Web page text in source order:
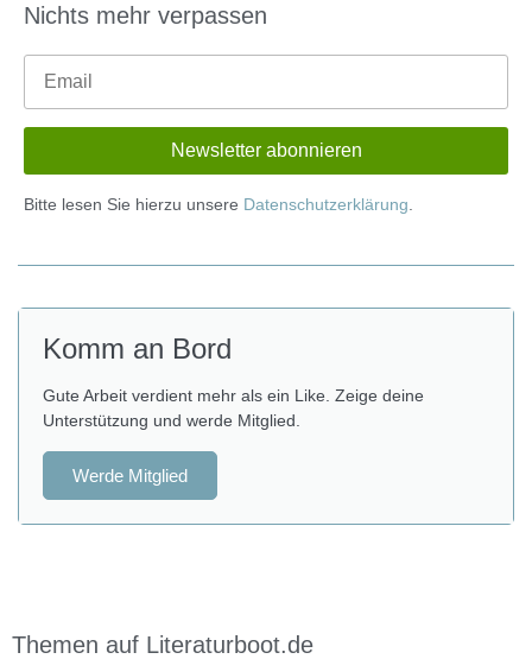
Nichts mehr verpassen
Bitte lesen Sie hierzu unsere Datenschutzerklärung
Komm an Bord
Gute Arbeit verdient mehr als ein Like. Zeige deine
Unterstützung und werde Mitglied.
Werde Mitglied
Themen auf Literaturboot.de